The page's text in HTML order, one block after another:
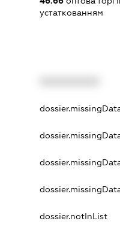
устаткованням
dossier.notInList